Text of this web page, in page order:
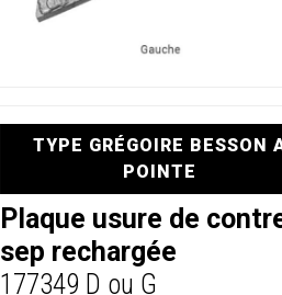
TYPE GRÉGOIRE BESSON
POINTE
Plaque usure de
sep rechargée
177349 D ou G